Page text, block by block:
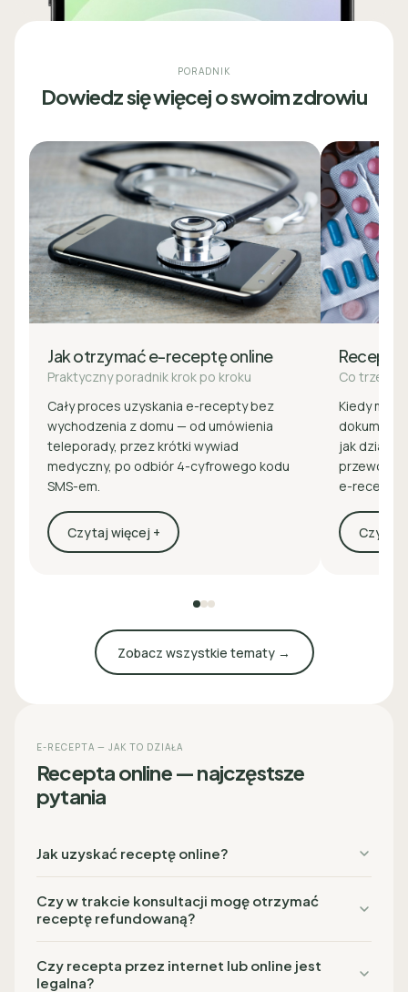
PORADNIK
Dowiedz się więcej o swoim zdrowiu
Jak otrzymać e-receptę online
Praktyczny poradnik krok po kroku
Cały proces uzyskania e-recepty bez
wychodzenia z domu — od umówienia
teleporady, przez krótki wywiad
medyczny, po odbiór 4-cyfrowego kodu
SMS-em.
Czytaj więcej +
Recepta
Co trzeba
Kiedy
jak działa
e-
Czytaj
Zobacz wszystkie tematy →
E-RECEPTA — JAK TO DZIAŁA
Recepta online — najczęstsze
pytania
Jak uzyskać receptę online?
Czy w trakcie konsultacji mogę otrzymać
receptę refundowaną?
Czy recepta przez internet lub online jest
legalna?